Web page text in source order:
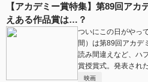
【アカデミー賞特集】第89回ア
えある作品賞は…？
ついにこの日がやっ
間）は第89回アカデ
読み間違えなど、ハ
賞授賞式。発表され
映画